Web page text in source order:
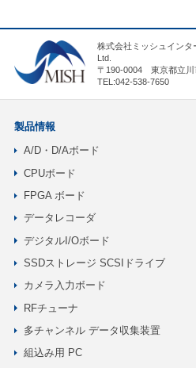
株式会社ミッシュインタ
Ltd.
〒190-0004 東京都立川
TEL:042-538-7650
製品情報
A/D・D/Aボード
CPUボード
FPGA ボード
データレコーダ
デジタルI/Oボード
SSDストレージ SCSIドライブ
カメラ入力ボード
RFチューナ
多チャンネル データ収集装置
組込み用 PC